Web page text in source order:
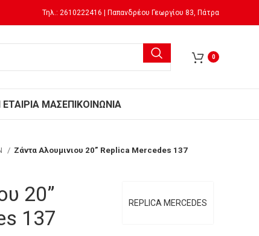
Τηλ.: 2610222416 | Παπανδρέου Γεωργίου 83, Πάτρα
0
ΕΤΑΙΡΙΑ ΜΑΣΕΠΙΚΟΙΝΩΝΙΑ
Ζάντα Αλουμινιου 20” Replica Mercedes 137
REPLICA MERCEDES
20”
137